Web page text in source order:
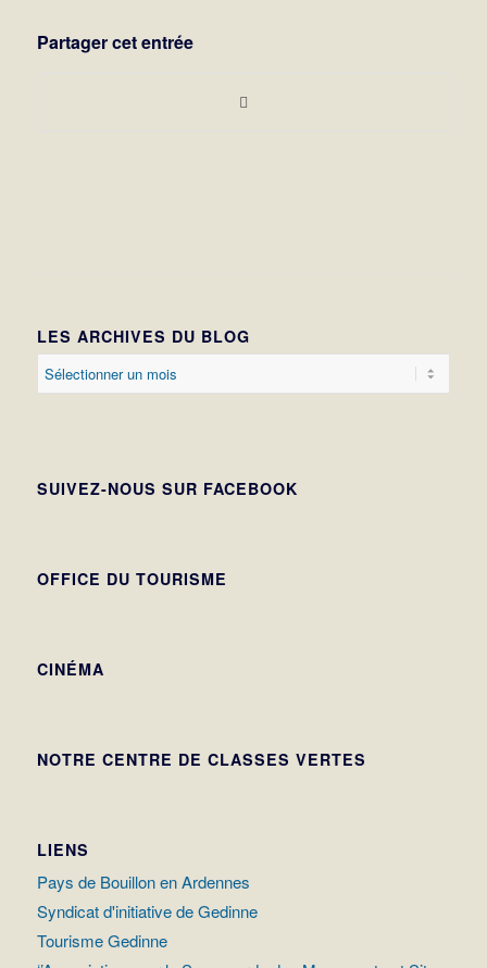
Partager cet entrée
LES ARCHIVES DU BLOG
SUIVEZ-NOUS SUR FACEBOOK
OFFICE DU TOURISME
CINÉMA
NOTRE CENTRE DE CLASSES VERTES
LIENS
Pays de Bouillon en Ardennes
Syndicat d'initiative de Gedinne
Tourisme Gedinne